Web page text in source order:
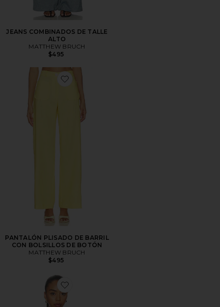
JEANS COMBINADOS DE TALLE
ALTO
MATTHEW BRUCH
$495
Favorite PANTALÓN PLISADO DE BARRIL CON
PANTALÓN PLISADO DE BARRIL
CON BOLSILLOS DE BOTÓN
MATTHEW BRUCH
$495
Favorite TOP HALTER RETORCIDO